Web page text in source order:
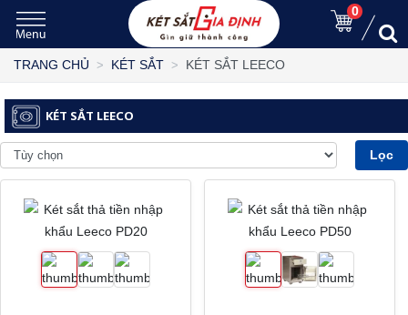
0
TRANG CHỦ KÉT SẮT KÉT SẮT LEECO
KÉT SẮT LEECO
Lọc